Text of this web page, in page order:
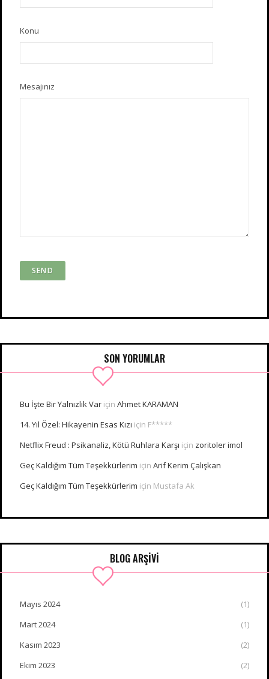
Konu
Mesajınız
SON YORUMLAR
Bu İşte Bir Yalnızlık Var için Ahmet KARAMAN
14. Yıl Özel: Hikayenin Esas Kızı için F*****
Netflix Freud : Psikanaliz, Kötü Ruhlara Karşı için zoritoler imol
Geç Kaldığım Tüm Teşekkürlerim için Arif Kerim Çalışkan
Geç Kaldığım Tüm Teşekkürlerim için Mustafa Ak
BLOG ARŞİVİ
Mayıs 2024
(1)
Mart 2024
(1)
Kasım 2023
(2)
Ekim 2023
(2)